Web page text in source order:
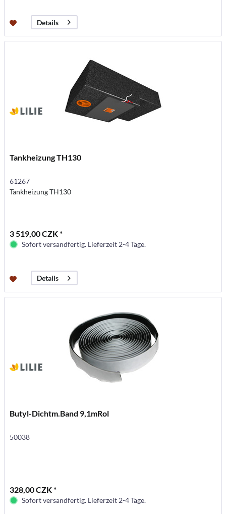
Details
Tankheizung TH130
61267
Tankheizung TH130
3 519,00 CZK *
Sofort versandfertig. Lieferzeit 2-4 Tage.
Details
Butyl-Dichtm.Band 9,1mRol
50038
328,00 CZK *
Sofort versandfertig. Lieferzeit 2-4 Tage.